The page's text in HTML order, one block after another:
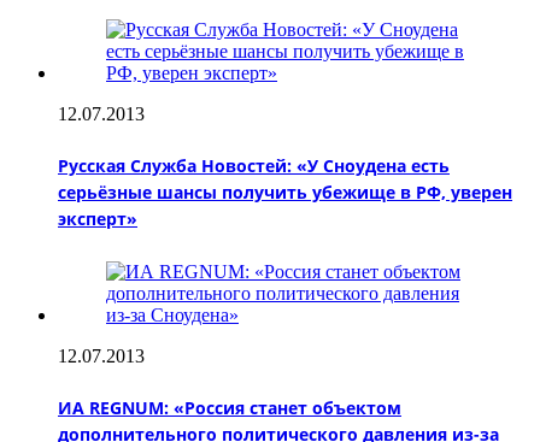
12.07.2013
Русская Служба Новостей: «У Сноудена есть
серьёзные шансы получить убежище в РФ, уверен
эксперт»
12.07.2013
ИА REGNUM: «Россия станет объектом
дополнительного политического давления из-за